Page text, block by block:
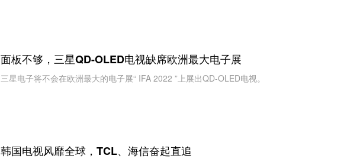
面板不够，三星QD-OLED电视缺席欧洲最大电子展
三星电子将不会在欧洲最大的电子展“ IFA 2022 ”上展出QD-OLED电视。
韩国电视风靡全球，TCL、海信奋起直追